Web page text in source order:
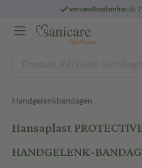
versandkostenfreiab
Handgelenkbandagen
Hansaplast
HANDGELENK-